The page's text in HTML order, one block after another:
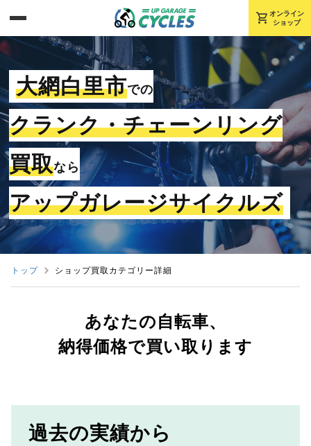
shopping_cart オンライン
ショップ
大網白里市での
クランク・チェーンリング
買取なら
アップガレージサイクルズ
トップ ショップ買取カテゴリー詳細
あなたの自転車、
納得価格で買い取ります
過去の実績から